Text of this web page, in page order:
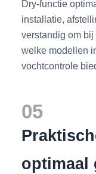
Dry-functie
installatie,
verstandig om
welke modellen
vochtcontrole
05
optimaal